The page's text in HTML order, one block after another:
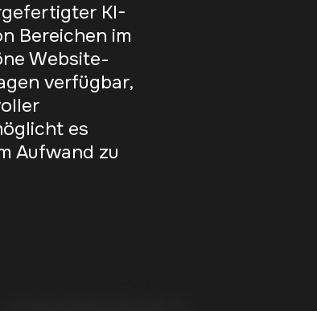
KI-
Bereichen im
Website-
verfügbar,
es
Aufwand zu